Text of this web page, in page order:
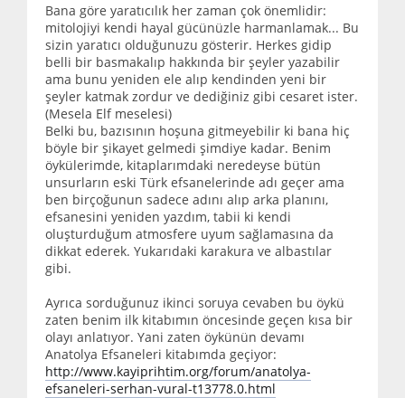
Bana göre yaratıcılık her zaman çok önemlidir:
mitolojiyi kendi hayal gücünüzle harmanlamak... Bu
sizin yaratıcı olduğunuzu gösterir. Herkes gidip
belli bir basmakalıp hakkında bir şeyler yazabilir
ama bunu yeniden ele alıp kendinden yeni bir
şeyler katmak zordur ve dediğiniz gibi cesaret ister.
(Mesela Elf meselesi)
Belki bu, bazısının hoşuna gitmeyebilir ki bana hiç
böyle bir şikayet gelmedi şimdiye kadar. Benim
öykülerimde, kitaplarımdaki neredeyse bütün
unsurların eski Türk efsanelerinde adı geçer ama
ben birçoğunun sadece adını alıp arka planını,
efsanesini yeniden yazdım, tabii ki kendi
oluşturduğum atmosfere uyum sağlamasına da
dikkat ederek. Yukarıdaki karakura ve albastılar
gibi.
Ayrıca sorduğunuz ikinci soruya cevaben bu öykü
zaten benim ilk kitabımın öncesinde geçen kısa bir
olayı anlatıyor. Yani zaten öykünün devamı
Anatolya Efsaneleri kitabımda geçiyor:
http://www.kayiprihtim.org/forum/anatolya-
efsaneleri-serhan-vural-t13778.0.html